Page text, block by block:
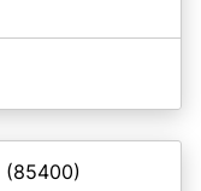
(85400)